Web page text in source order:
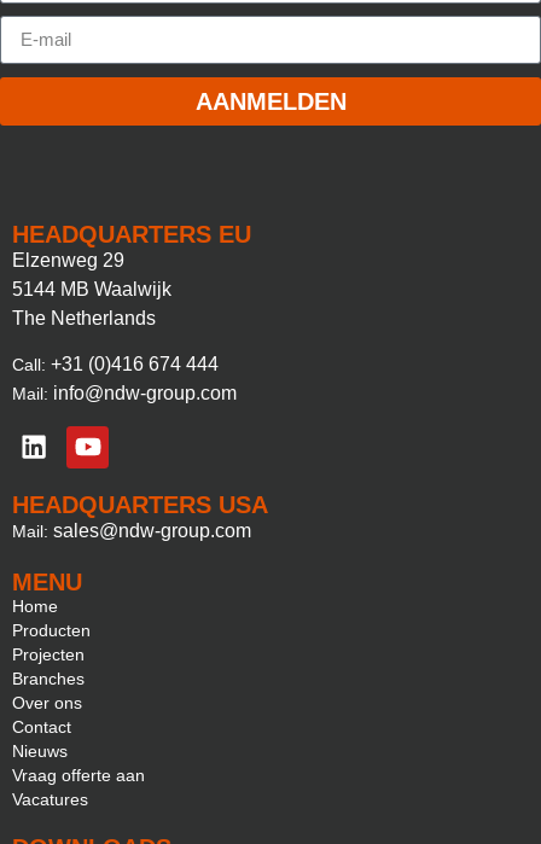
AANMELDEN
HEADQUARTERS EU
Elzenweg 29
5144 MB Waalwijk
The Netherlands
Call: +31 (0)416 674 444
Mail: info@ndw-group.com
HEADQUARTERS USA
Mail: sales@ndw-group.com
MENU
Home
Producten
Projecten
Branches
Over ons
Contact
Nieuws
Vraag offerte aan
Vacatures